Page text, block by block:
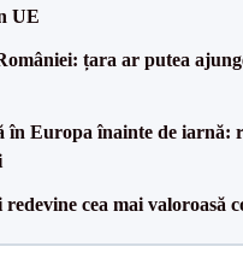
UE
țara ar putea
în Europa înainte de iarnă:
cea mai valoroasă